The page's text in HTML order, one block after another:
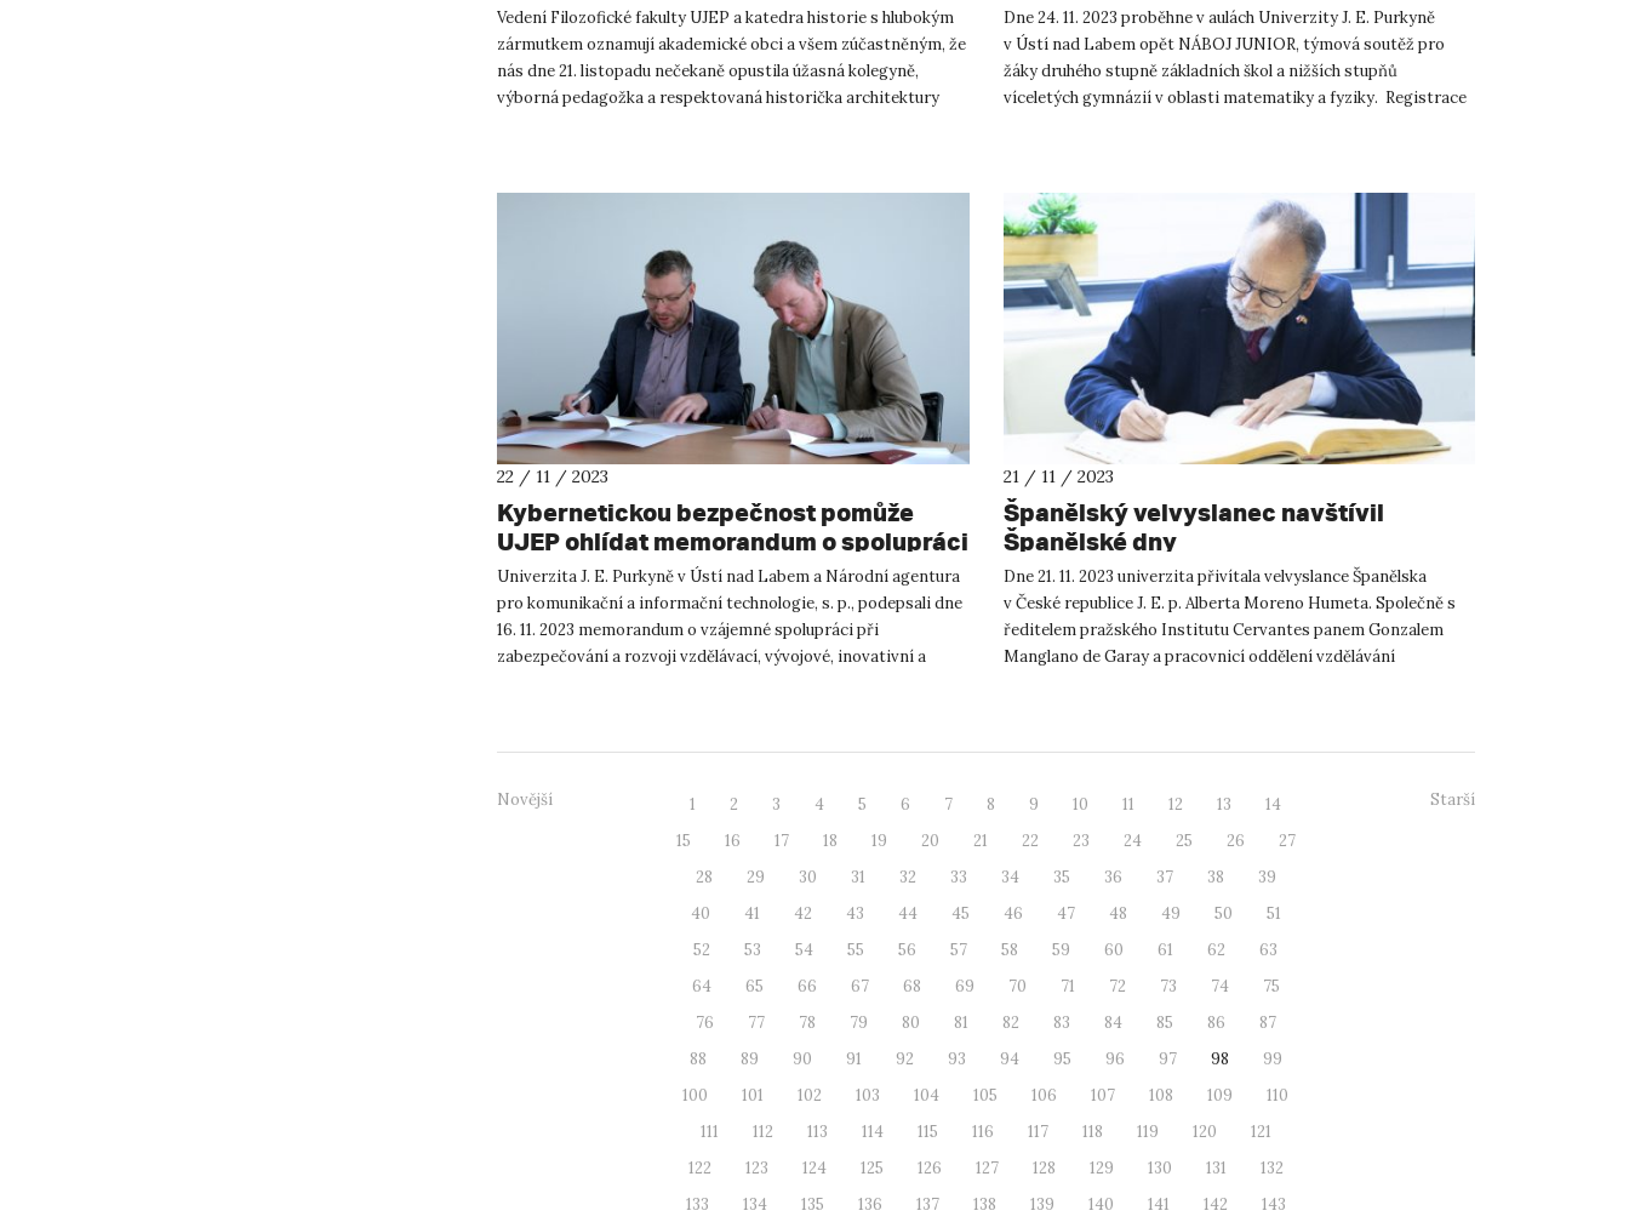
Vedení Filozofické fakulty UJEP a katedra historie s hlubokým
zármutkem oznamují akademické obci a všem zúčastněným, že
nás dne 21. listopadu nečekaně opustila úžasná kolegyně,
výborná pedagožka a respektovaná historička architektury
Dne 24. 11. 2023 proběhne v aulách Univerzity J. E. Purkyně
v Ústí nad Labem opět NÁBOJ JUNIOR, týmová soutěž pro
žáky druhého stupně základních škol a nižších stupňů
víceletých gymnázií v oblasti matematiky a fyziky. Registrace
22 / 11 / 2023
Kybernetickou bezpečnost pomůže
UJEP ohlídat memorandum o spolupráci
s NAKIT
Univerzita J. E. Purkyně v Ústí nad Labem a Národní agentura
pro komunikační a informační technologie, s. p., podepsali dne
16. 11. 2023 memorandum o vzájemné spolupráci při
zabezpečování a rozvoji vzdělávací, vývojové, inovativní a
21 / 11 / 2023
Španělský velvyslanec navštívil
Španělské dny
Dne 21. 11. 2023 univerzita přivítala velvyslance Španělska
v České republice J. E. p. Alberta Moreno Humeta. Společně s
ředitelem pražského Institutu Cervantes panem Gonzalem
Manglano de Garay a pracovnicí oddělení vzdělávání
Novější 1 2 3 4 5 6 7 8 9 10 11 12 13
14
15
16 17 18 19 20 21 22 23 24 25 26
27
28
29 30 31 32 33 34 35 36 37 38
39
40
41 42 43 44 45 46 47 48 49 50
51
52
53 54 55 56 57 58 59 60 61 62
63
64
65 66 67 68 69 70 71 72 73 74
75
76
77 78 79 80 81 82 83 84 85 86
87
88
89 90 91 92 93 94 95 96 97 98
99
100
101 102 103 104 105 106 107 108 109
110
111
112 113 114 115 116 117 118 119 120
121
122
123 124 125 126 127 128 129 130 131
132
133
134 135 136 137 138 139 140 141 142 143
Starší